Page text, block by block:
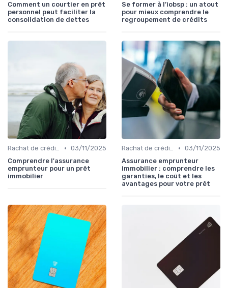
Comment un courtier en prêt
personnel peut faciliter la
consolidation de dettes
Se former à l’iobsp : un atout
pour mieux comprendre le
regroupement de crédits
Rachat de crédit immobilier • 03/11/2025
Comprendre l'assurance
emprunteur pour un prêt
immobilier
Rachat de crédit immobilier • 03/11/2025
Assurance emprunteur
immobilier : comprendre les
garanties, le coût et les
avantages pour votre prêt